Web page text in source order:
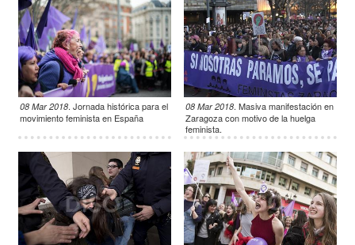
08 Mar 2018. Jornada histórica para el
movimiento feminista en España
08 Mar 2018. Masiva manifestación en
Zaragoza con motivo de la huelga
feminista.